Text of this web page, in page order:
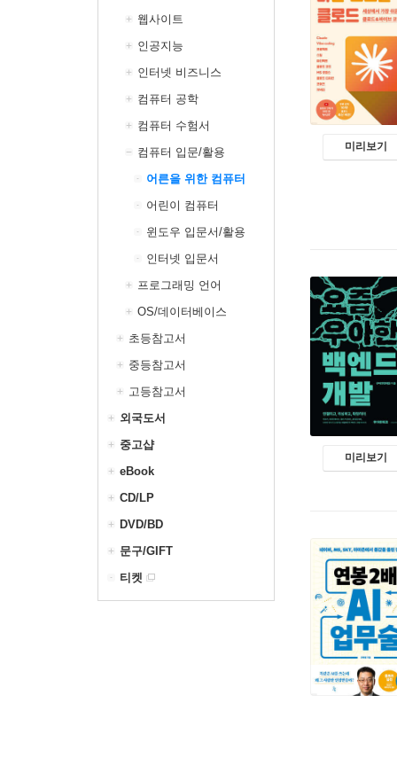
웹사이트
인공지능
인터넷 비즈니스
컴퓨터 공학
컴퓨터 수험서
컴퓨터 입문/활용
어른을 위한 컴퓨터
어린이 컴퓨터
윈도우 입문서/활용
인터넷 입문서
프로그래밍 언어
OS/데이터베이스
초등참고서
중등참고서
고등참고서
외국도서
중고샵
eBook
CD/LP
DVD/BD
문구/GIFT
티켓
미리보기
미리보기